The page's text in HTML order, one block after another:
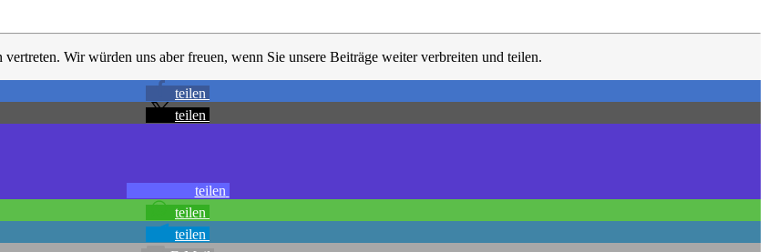
Wir würden uns aber freuen, wenn Sie unsere Beiträge weiter verbreiten und teilen.
teilen
teilen
teilen
teilen
teilen